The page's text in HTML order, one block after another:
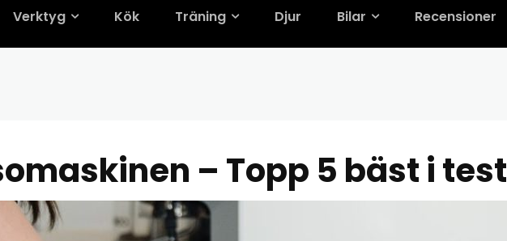
Verktyg Kök Träning Djur Bilar Recensioner
– Topp 5 bäst i test